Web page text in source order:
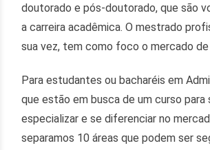
doutorado e pós-doutorado, que são
a carreira acadêmica. O mestrado
sua vez, tem como foco o mercado
Para estudantes ou bacharéis em
que estão em busca de um curso para
especializar e se diferenciar no
separamos 10 áreas que podem ser